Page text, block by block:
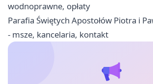
wodnoprawne, opłaty
Parafia Świętych Apostołów Piotra i
- msze, kancelaria, kontakt